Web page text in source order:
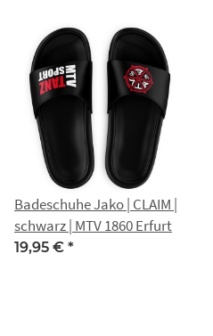
Badeschuhe Jako | CLAIM |
schwarz | MTV 1860 Erfurt
19,95 € *